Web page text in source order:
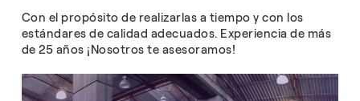
Con el propósito de realizarlas a tiempo y con los
estándares de calidad adecuados. Experiencia de más
de 25 años ¡Nosotros te asesoramos!